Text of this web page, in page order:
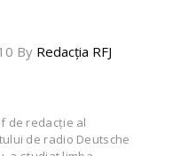
By Redacţia RFJ
de redacţie al
de radio Deutsche